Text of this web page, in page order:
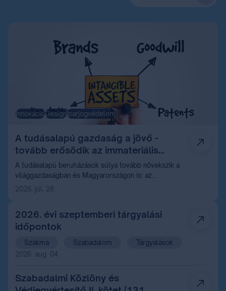
InnovációDesignIparjogvédelem
A tudásalapú gazdaság a jövő -
tovább erősödik az immateriális
vagyon szerepe
A tudásalapú beruházások súlya tovább növekszik a
világgazdaságban és Magyarországon is: az
értékteremtés egyre inkább az immateriális
javakhoz, különösen a szellemi tulajdonhoz kötődik.
2026. júl. 28.
2026. évi szeptemberi tárgyalási
időpontok
Szakma Szabadalom
Tárgyalások
2026. aug. 04.
Szabadalmi Közlöny és